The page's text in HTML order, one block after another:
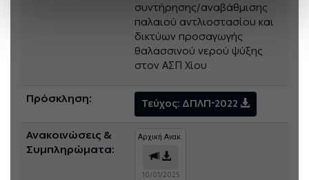
συντήρησης/αναβάθμισης
παλαιού αντλιοστασίου και
δικτύων προσαγωγής
θαλασσινού νερού ψύξης
στον ΑΣΠ Χίου
Πρόσκληση: Τεύχος: ΔΠΛΠ-2022
Ανακοινώσεις &
Συμπληρώματα:
Αρχική Ανακ.
10/01/2025